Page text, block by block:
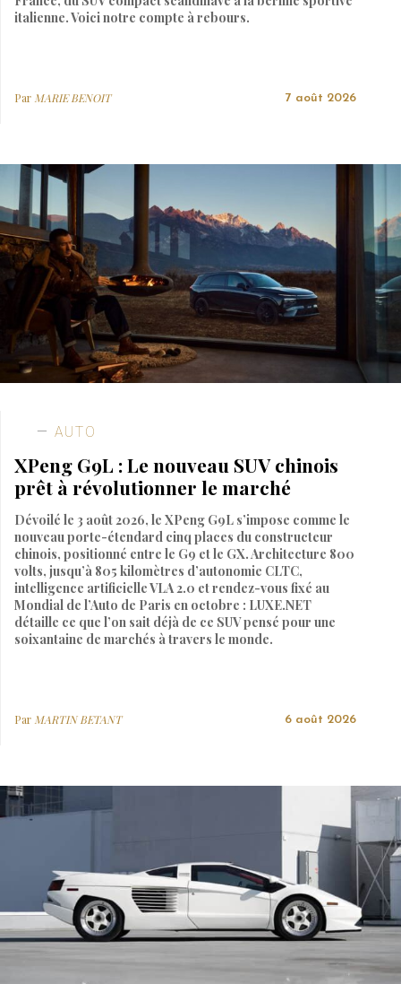
italienne. Voici notre compte à rebours.
Par MARIE BENOIT 7 août 2026
AUTO
XPeng G9L : Le nouveau SUV chinois
prêt à révolutionner le marché
Dévoilé le 3 août 2026, le XPeng G9L s’impose comme le
nouveau porte-étendard cinq places du constructeur
chinois, positionné entre le G9 et le GX. Architecture 800
volts, jusqu’à 805 kilomètres d’autonomie CLTC,
intelligence artificielle VLA 2.0 et rendez-vous fixé au
Mondial de l’Auto de Paris en octobre : LUXE.NET
détaille ce que l’on sait déjà de ce SUV pensé pour une
soixantaine de marchés à travers le monde.
Par MARTIN BETANT 6 août 2026